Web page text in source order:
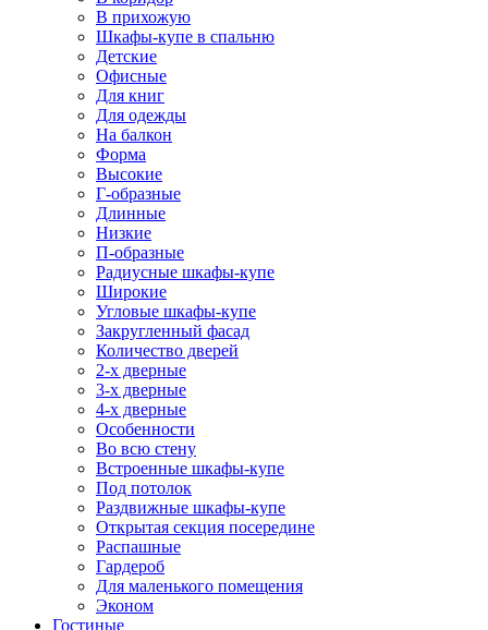
В прихожую
Шкафы-купе в спальню
Детские
Офисные
Для книг
Для одежды
На балкон
Форма
Высокие
Г-образные
Длинные
Низкие
П-образные
Радиусные шкафы-купе
Широкие
Угловые шкафы-купе
Закругленный фасад
Количество дверей
2-х дверные
3-х дверные
4-х дверные
Особенности
Во всю стену
Встроенные шкафы-купе
Под потолок
Раздвижные шкафы-купе
Открытая секция посередине
Распашные
Гардероб
Для маленького помещения
Эконом
Гостиные